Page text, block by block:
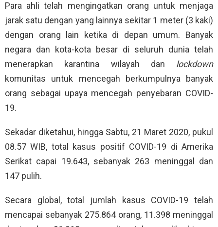
Para ahli telah mengingatkan orang untuk menjaga
jarak satu dengan yang lainnya sekitar 1 meter (3 kaki)
dengan orang lain ketika di depan umum. Banyak
negara dan kota-kota besar di seluruh dunia telah
menerapkan karantina wilayah dan lockdown
komunitas untuk mencegah berkumpulnya banyak
orang sebagai upaya mencegah penyebaran COVID-
19.
Sekadar diketahui, hingga Sabtu, 21 Maret 2020, pukul
08.57 WIB, total kasus positif COVID-19 di Amerika
Serikat capai 19.643, sebanyak 263 meninggal dan
147 pulih.
Secara global, total jumlah kasus COVID-19 telah
mencapai sebanyak 275.864 orang, 11.398 meninggal